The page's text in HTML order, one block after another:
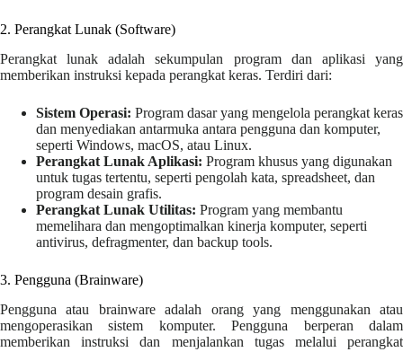
2. Perangkat Lunak (Software)
Perangkat lunak adalah sekumpulan program dan aplikasi yang
memberikan instruksi kepada perangkat keras. Terdiri dari:
Sistem Operasi: Program dasar yang mengelola perangkat keras
dan menyediakan antarmuka antara pengguna dan komputer,
seperti Windows, macOS, atau Linux.
Perangkat Lunak Aplikasi: Program khusus yang digunakan
untuk tugas tertentu, seperti pengolah kata, spreadsheet, dan
program desain grafis.
Perangkat Lunak Utilitas: Program yang membantu
memelihara dan mengoptimalkan kinerja komputer, seperti
antivirus, defragmenter, dan backup tools.
3. Pengguna (Brainware)
Pengguna atau brainware adalah orang yang menggunakan atau
mengoperasikan sistem komputer. Pengguna berperan dalam
memberikan instruksi dan menjalankan tugas melalui perangkat